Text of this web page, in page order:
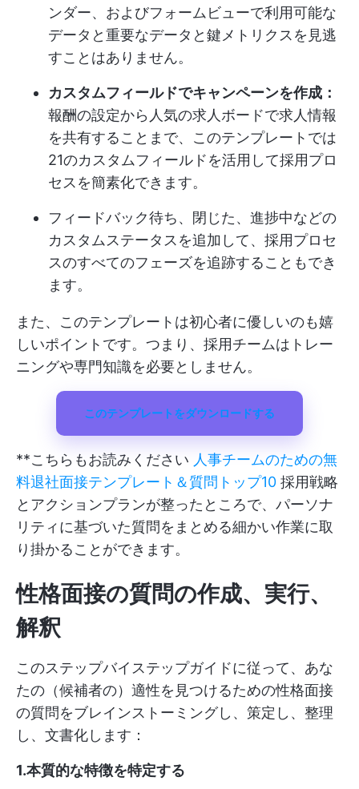
ンダー、およびフォームビューで利用可能な
データと重要なデータと鍵メトリクスを見逃
すことはありません。
カスタムフィールドでキャンペーンを作成：
報酬の設定から人気の求人ボードで求人情報
を共有することまで、このテンプレートでは
21のカスタムフィールドを活用して採用プロ
セスを簡素化できます。
フィードバック待ち、閉じた、進捗中などの
カスタムステータスを追加して、採用プロセ
スのすべてのフェーズを追跡することもでき
ます。
また、このテンプレートは初心者に優しいのも嬉
しいポイントです。つまり、採用チームはトレー
ニングや専門知識を必要としません。
このテンプレートをダウンロードする
**こちらもお読みください 人事チームのための無
料退社面接テンプレート＆質問トップ10 採用戦略
とアクションプランが整ったところで、パーソナ
リティに基づいた質問をまとめる細かい作業に取
り掛かることができます。
性格面接の質問の作成、実行、
解釈
このステップバイステップガイドに従って、あな
たの（候補者の）適性を見つけるための性格面接
の質問をブレインストーミングし、策定し、整理
し、文書化します：
1.本質的な特徴を特定する